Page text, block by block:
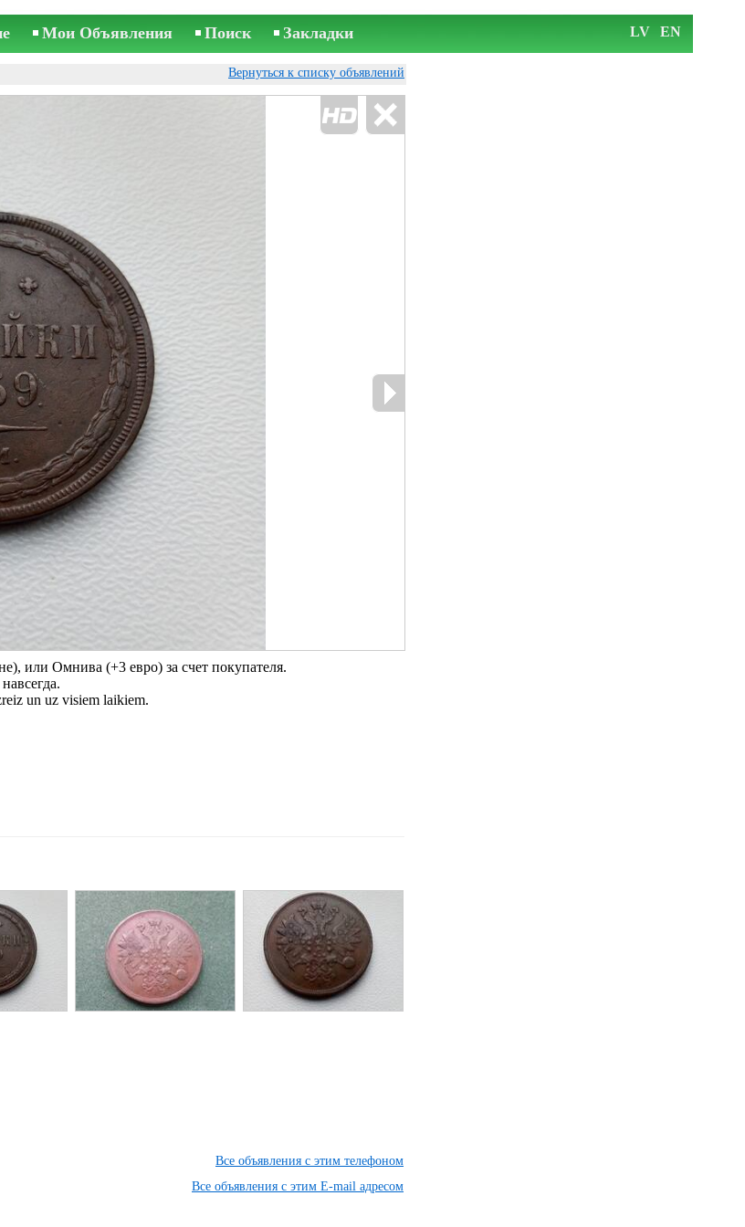
Мои Объявления Поиск Закладки LV EN
Вернуться к списку объявлений
или Омнива (+3 евро) за счет покупателя.
un uz visiem laikiem.
Все объявления с этим телефоном
Все объявления с этим E-mail адресом